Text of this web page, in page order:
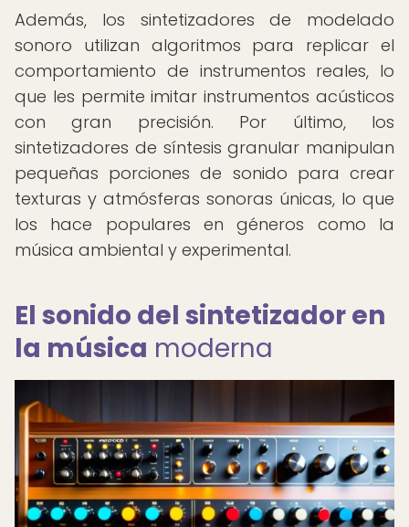
Además, los sintetizadores de modelado
sonoro utilizan algoritmos para replicar el
comportamiento de instrumentos reales, lo
que les permite imitar instrumentos acústicos
con gran precisión. Por último, los
sintetizadores de síntesis granular manipulan
pequeñas porciones de sonido para crear
texturas y atmósferas sonoras únicas, lo que
los hace populares en géneros como la
música ambiental y experimental.
El sonido del sintetizador en
la música moderna